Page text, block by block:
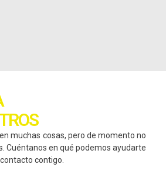
muchas cosas, pero de momento no
Cuéntanos en qué podemos ayudarte
contigo.